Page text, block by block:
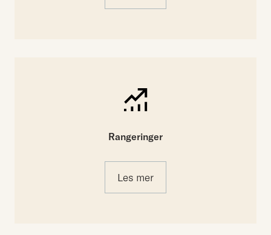
Rangeringer
Les mer